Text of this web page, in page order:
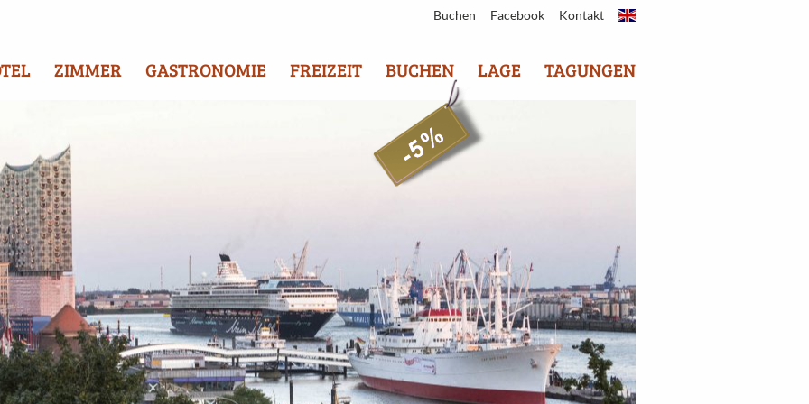
Buchen Facebook Kontakt
ZIMMER GASTRONOMIE FREIZEIT BUCHEN LAGE TAGUNGEN